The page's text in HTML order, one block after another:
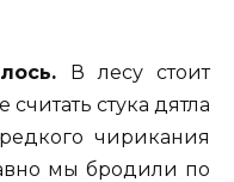
В лесу стоит
стука дятла
чирикания
мы бродили по